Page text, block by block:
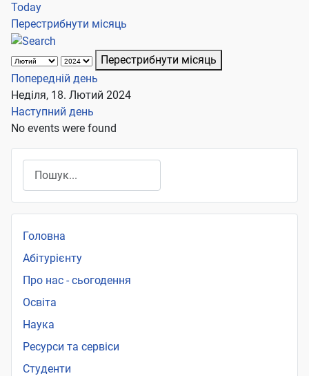
Today
Перестрибнути місяць
Перестрибнути місяць
Попередній день
Неділя, 18. Лютий 2024
Наступний день
No events were found
Головна
Абітурієнту
Про нас - сьогодення
Освіта
Наука
Ресурси та сервіси
Студенти